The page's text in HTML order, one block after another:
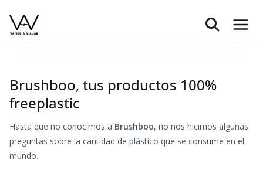
contenido
Brushboo, tus productos 100%
freeplastic
Hasta que no conocimos a Brushboo, no nos hicimos algunas
preguntas sobre la cantidad de plástico que se consume en el
mundo.